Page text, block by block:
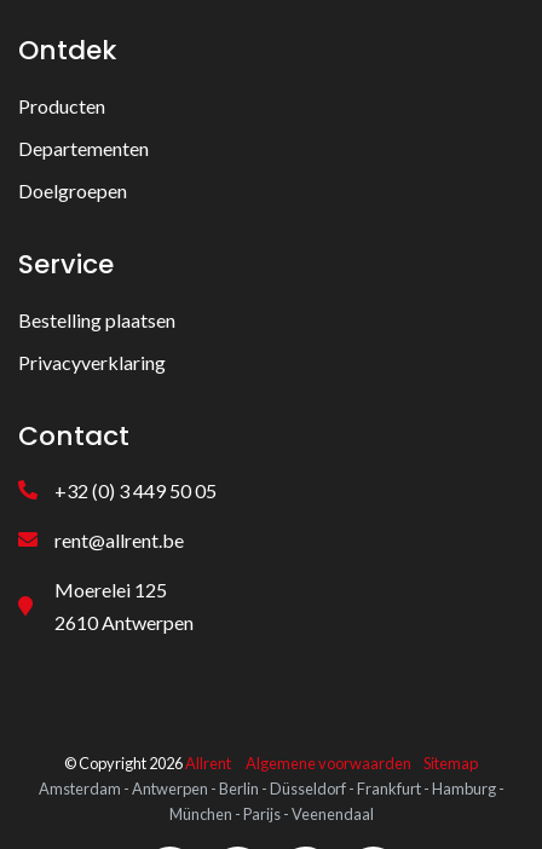
Ontdek
Producten
Departementen
Doelgroepen
Service
Bestelling plaatsen
Privacyverklaring
Contact
+32 (0) 3 449 50 05
rent@allrent.be
Moerelei 125
2610 Antwerpen
© Copyright 2026Allrent Algemene voorwaarden
Sitemap
Amsterdam - Antwerpen - Berlin - Düsseldorf - Frankfurt - Hamburg -
München - Parijs - Veenendaal